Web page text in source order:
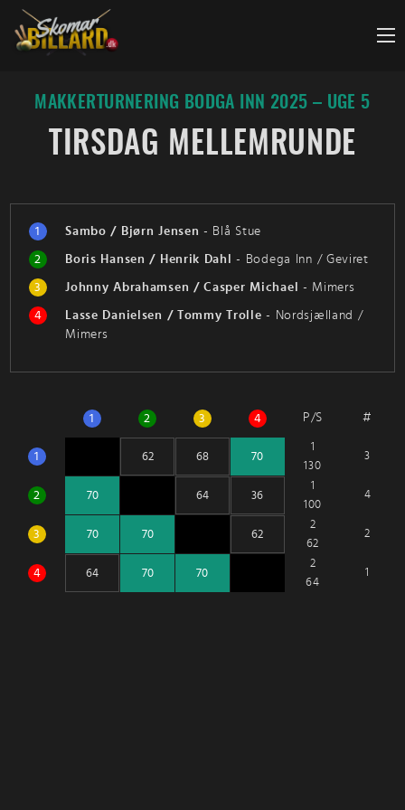
Fortsæt
indhold
MAKKERTURNERING BODGA INN 2025 – UGE 5
TIRSDAG MELLEMRUNDE
1 Sambo / Bjørn Jensen - Blå Stue
2
Boris Hansen / Henrik Dahl - Bodega Inn / Geviret
3
Johnny Abrahamsen / Casper Michael - Mimers
4
Lasse Danielsen / Tommy Trolle - Nordsjælland /
Mimers
1 2 3 4 P/S #
1
1
130
3
2
1
100
4
3
2
62
2
4
2
64
1